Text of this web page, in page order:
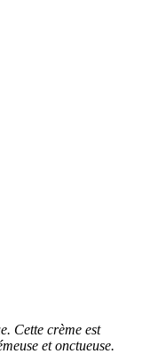
Cette crème est
et onctueuse.